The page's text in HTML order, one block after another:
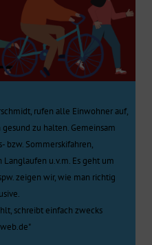
rufen alle Einwohner auf,
zu halten. Gemeinsam
bzw. Sommerskifahren,
Langlaufen u.v.m. Es geht um
zeigen wir, wie man richtig
schreibt einfach zwecks